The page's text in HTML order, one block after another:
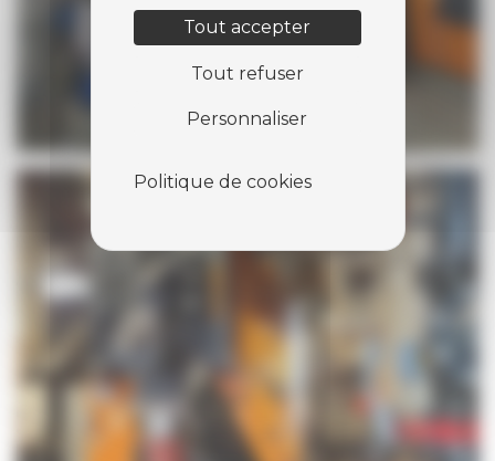
Tout accepter
Tout refuser
Personnaliser